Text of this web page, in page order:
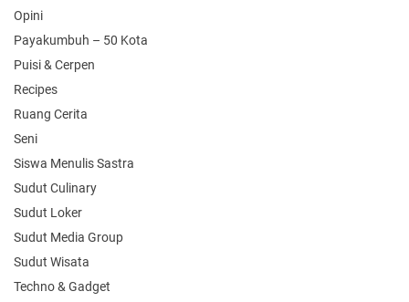
Opini
Payakumbuh – 50 Kota
Puisi & Cerpen
Recipes
Ruang Cerita
Seni
Siswa Menulis Sastra
Sudut Culinary
Sudut Loker
Sudut Media Group
Sudut Wisata
Techno & Gadget